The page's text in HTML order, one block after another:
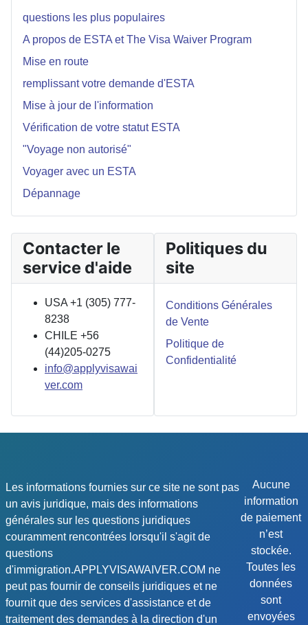
questions les plus populaires
A propos de ESTA et The Visa Waiver Program
Mise en route
remplissant votre demande d'ESTA
Mise à jour de l'information
Vérification de votre statut ESTA
"Voyage non autorisé"
Voyager avec un ESTA
Dépannage
Contacter le
service d'aide
USA +1 (305) 777-
8238
CHILE +56
(44)205-0275
info@applyvisawai
ver.com
Politiques du
site
Conditions Générales
de Vente
Politique de
Confidentialité
Les informations fournies sur ce site ne sont pas
un avis juridique, mais des informations
générales sur les questions juridiques
couramment rencontrées lorsqu'il s'agit de
questions
d'immigration.APPLYVISAWAIVER.COM ne
peut pas fournir de conseils juridiques et ne
fournit que des services d'assistance et de
traitement des demandes à la direction d'un
Aucune
information
de paiement
n’est
stockée.
Toutes les
données
sont
envoyées